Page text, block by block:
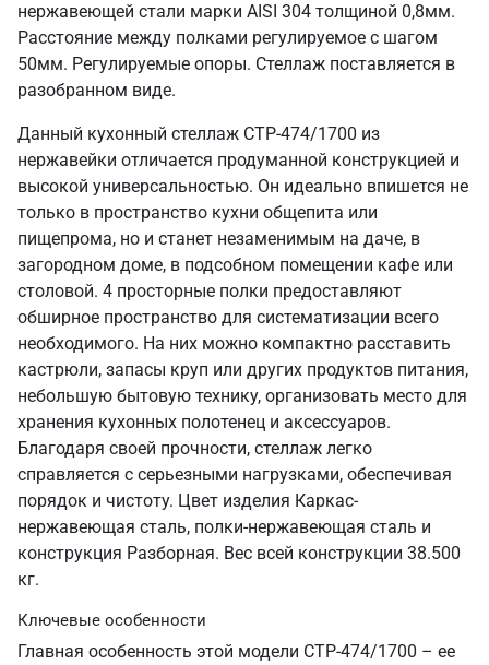
нержавеющей стали марки AISI 304 толщиной 0,8мм.
Расстояние между полками регулируемое с шагом
50мм. Регулируемые опоры. Стеллаж поставляется в
разобранном виде.
Данный кухонный стеллаж СТР-474/1700 из
нержавейки отличается продуманной конструкцией и
высокой универсальностью. Он идеально впишется не
только в пространство кухни общепита или
пищепрома, но и станет незаменимым на даче, в
загородном доме, в подсобном помещении кафе или
столовой. 4 просторные полки предоставляют
обширное пространство для систематизации всего
необходимого. На них можно компактно расставить
кастрюли, запасы круп или других продуктов питания,
небольшую бытовую технику, организовать место для
хранения кухонных полотенец и аксессуаров.
Благодаря своей прочности, стеллаж легко
справляется с серьезными нагрузками, обеспечивая
порядок и чистоту. Цвет изделия Каркас-
нержавеющая сталь, полки-нержавеющая сталь и
конструкция Разборная. Вес всей конструкции 38.500
кг.
Ключевые особенности
Главная особенность этой модели СТР-474/1700 – ее